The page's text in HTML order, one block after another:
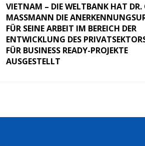
VIETNAM – DIE WELTBANK HAT DR.
MASSMANN DIE
FÜR SEINE ARBEIT IM BEREICH DER
ENTWICKLUNG DES
FÜR BUSINESS READY-PROJEKTE
AUSGESTELLT